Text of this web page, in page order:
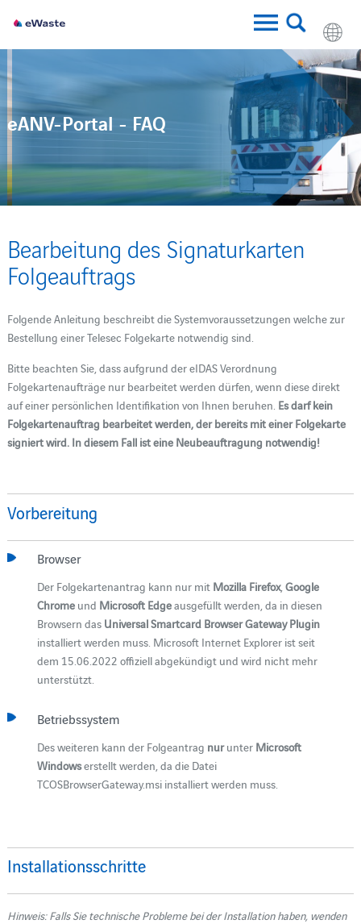
eANV-Portal - FAQ
Bearbeitung des Signaturkarten
Folgeauftrags
Folgende Anleitung beschreibt die Systemvoraussetzungen welche zur
Bestellung einer Telesec Folgekarte notwendig sind.
Bitte beachten Sie, dass aufgrund der eIDAS Verordnung
Folgekartenaufträge nur bearbeitet werden dürfen, wenn diese direkt
auf einer persönlichen Identifikation von Ihnen beruhen. Es darf kein
Folgekartenauftrag bearbeitet werden, der bereits mit einer Folgekarte
signiert wird. In diesem Fall ist eine Neubeauftragung notwendig!
Vorbereitung
Browser
Der Folgekartenantrag kann nur mit Mozilla Firefox,Google
Chromeund Microsoft Edgeausgefüllt werden, da in diesen
Browsern das Universal Smartcard Browser Gateway Plugin
installiert werden muss. Microsoft Internet Explorer ist seit
dem 15.06.2022 offiziell abgekündigt und wird nicht mehr
unterstützt.
Betriebssystem
Des weiteren kann der Folgeantrag nurunter Microsoft
Windowserstellt werden, da die Datei
TCOSBrowserGateway.msiinstalliert werden muss.
Installationsschritte
Hinweis: Falls Sie technische Probleme bei der Installation haben, wenden